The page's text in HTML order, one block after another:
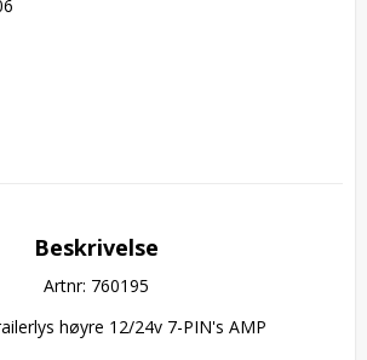
Beskrivelse
Artnr: 760195
høyre 12/24v 7-PIN's AMP